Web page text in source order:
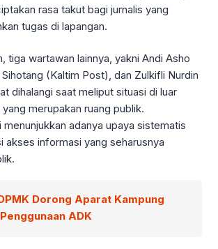
rasa takut bagi jurnalis yang
tugas di lapangan.
tiga wartawan lainnya, yakni Andi Asho
(Kaltim Post), dan Zulkifli Nurdin
dihalangi saat meliput situasi di luar
merupakan ruang publik.
menunjukkan adanya upaya sistematis
akses informasi yang seharusnya
Dorong Aparat Kampung
ADK